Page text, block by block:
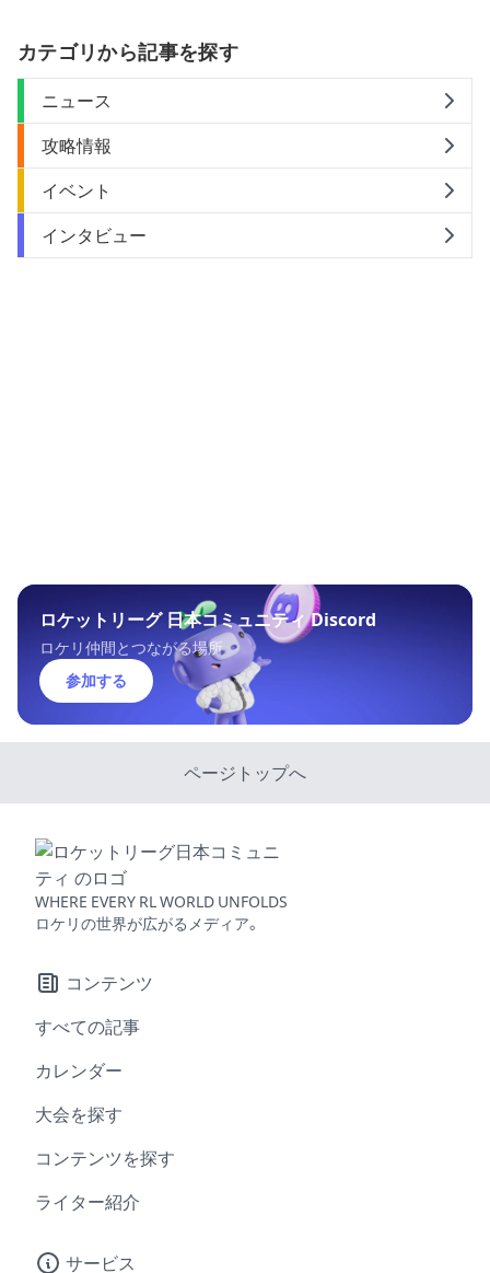
カテゴリから記事を探す
ニュース
攻略情報
イベント
インタビュー
ロケットリーグ 日本コミュニティ Discord
ロケリ仲間とつながる場所
参加する
ページトップへ
WHERE EVERY RL WORLD UNFOLDS
ロケリの世界が広がるメディア。
コンテンツ
すべての記事
カレンダー
大会を探す
コンテンツを探す
ライター紹介
サービス